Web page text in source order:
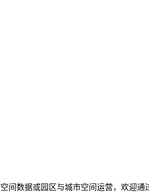
数据或园区与城市空间运营，欢迎通